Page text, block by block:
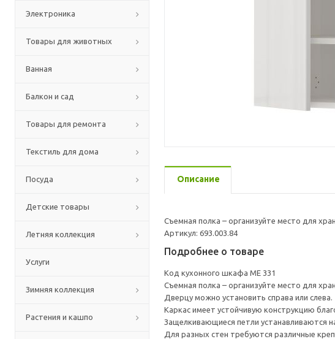
Электроника
Товары для животных
Ванная
Балкон и сад
Товары для ремонта
Текстиль для дома
Посуда
Детские товары
Летняя коллекция
Услуги
Зимняя коллекция
Растения и кашпо
Описание
Съемная полка – организуйте место для
Артикул: 693.003.84
Подробнее о товаре
Код кухонного шкафа ME 331
Съемная полка – организуйте место для
Дверцу можно установить справа или слева.
Каркас имеет устойчивую конструкцию
Защелкивающиеся петли устанавливаются
Для разных стен требуются различные